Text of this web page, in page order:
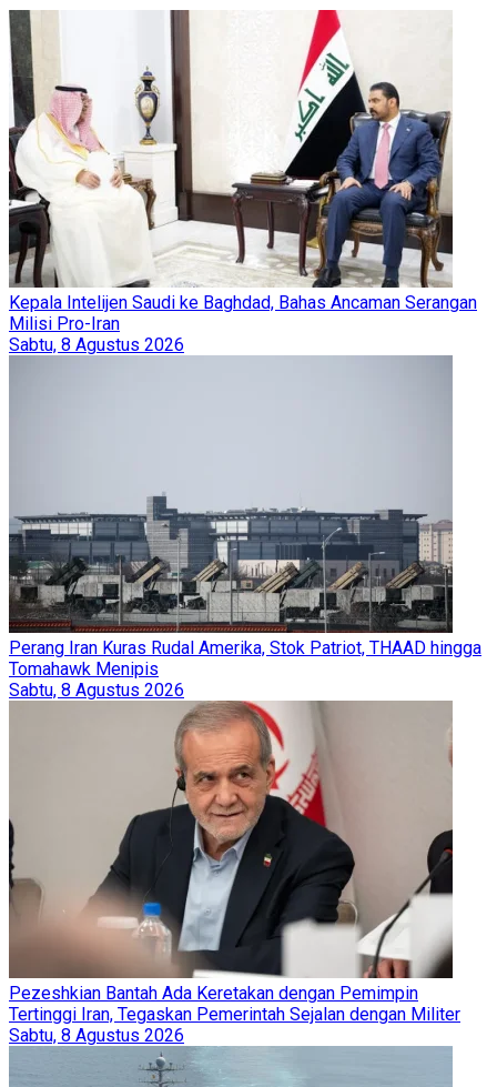
Kepala Intelijen Saudi ke Baghdad, Bahas Ancaman Serangan
Milisi Pro-Iran
Sabtu, 8 Agustus 2026
Perang Iran Kuras Rudal Amerika, Stok Patriot, THAAD hingga
Tomahawk Menipis
Sabtu, 8 Agustus 2026
Pezeshkian Bantah Ada Keretakan dengan Pemimpin
Tertinggi Iran, Tegaskan Pemerintah Sejalan dengan Militer
Sabtu, 8 Agustus 2026